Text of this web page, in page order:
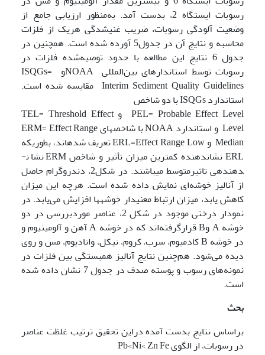
رسوبات ایستگاه 2، بدست آمد. به‌منظور ارزیابی جامع از
وضعیت آلودگی رسوبات، ضریب غنی­شدگی هریک از فلزات
محاسبه و نتایج آن در جدول5 آورده شده است. همچنین در
جدول 6 نتایج این مطالعه با حدود توصیه‌شده فلزات در
رسوبات توسط استاندارهای بین‌المللی
NOAAو ISQGs=
Interim Sediment Quality Guidelines مقایسه شده است.
استاندارد ISQGs با دو شاخص
PEL= Probable Effect Level و TEL= Threshold Effect
Level و استاندارد NOAA با شاخص­های ERM= Effect Range
Median و ERL=Effect Range Low تعریف شده­اند، بطوریکه
ERL نشان­دهنده کمترین میزان تأثیر و شاخص ERM نشان­
دهنده­ی تاثیرمتوسط می­باشند. در شکل2، دندروگرام حاصل
از آنالیز خوشه‌ای نمایش داده شده است. هرچه این میزان
کاهش یابد، میزان ارتباط معنی­دار خوشه­ها افزایش می‌یابد. در
نمودار درختی موجود در شکل 2، عناصر موردبررسی در دو
خوشه A وB قرارگرفته‌اند که در خوشه A آهن و آلومینیوم و
در خوشه B کادمیوم، سرب، کروم، نیکل، وانادیوم، مس و روی
دیده می‌شود. هم‌چنین نتایج آنالیز همبستگی بین فلزات در
نمونه‌های رسوب و پوسته صدف در جدول 7 نشان داده‌ شده
است.
بحث
براساس نتایج بدست آمده دراین تحقیق ترتیب غلظت عناصر
در رسوبات، از الگوی Pb<Ni< Zn Fe